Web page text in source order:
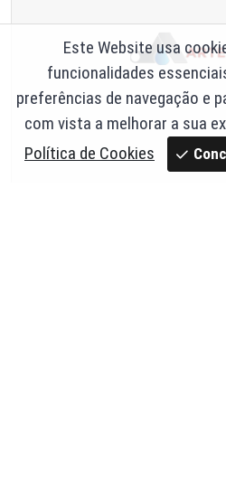
Este Website usa
funcionalidades
preferências de navegação e
com vista a melhorar a sua
Política de Cookies